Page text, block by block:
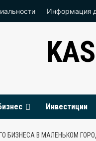
Информация
Инвестиции
БИЗНЕСА В МАЛЕНЬКОМ